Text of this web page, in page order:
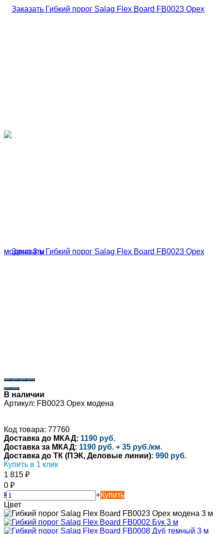
В наличии
Артикул: FB0023 Орех модена
Код товара: 77760
Доставка до МКАД: 1190 руб.
Доставка за МКАД: 1190 руб. + 35 руб./км.
Доставка до ТК (ПЭК, Деловые линии): 990 руб.
Купить в 1 клик
1 815 ₽
0 ₽
-
+Купить
Цвет